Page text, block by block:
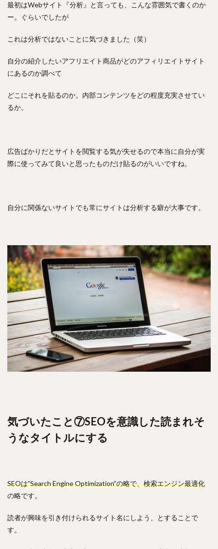
最初はWebサイト『分析』と言っても、こんな雰囲気で書くのか
ー。ぐらいでしたが
これは分析ではないことに気づきました（笑）
自分の紹介したいアフリエイト商品がどのアフィリエイトサイト
にあるのか調べて
どこにそれを貼るのか。内部コンテンツをどの程度充実させてい
るか。
広告ばかりだとサイトを閲覧する気が失せるので本当に自分が実
際に使ってみて良いと思ったものだけ貼るのがいいですね。
自分に関係ないサイトでも常にサイトは分析する癖が大事です。
気づいたこと⑦SEOを意識した読まれそ
うなタイトルにする
SEOは”Search Engine Optimization”の略で、検索エンジン最適化
の略です。
読者が興味を引き付けられるサイト名にしよう、とすることで
す。